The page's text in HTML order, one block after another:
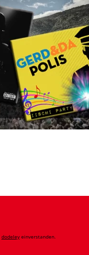
dodeley einverstanden.